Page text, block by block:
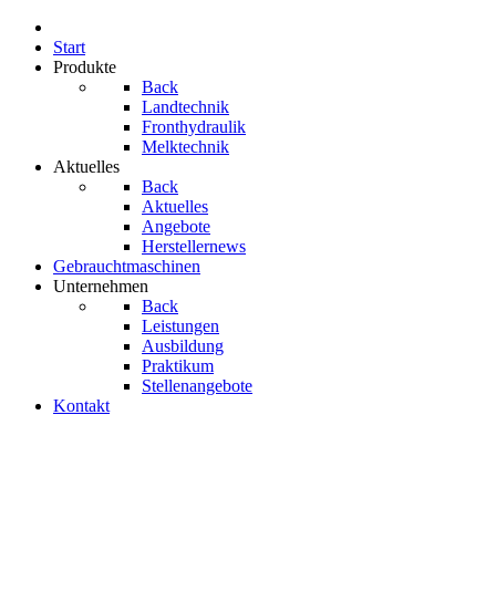
Start
Produkte
Back
Landtechnik
Fronthydraulik
Melktechnik
Aktuelles
Back
Aktuelles
Angebote
Herstellernews
Gebrauchtmaschinen
Unternehmen
Back
Leistungen
Ausbildung
Praktikum
Stellenangebote
Kontakt